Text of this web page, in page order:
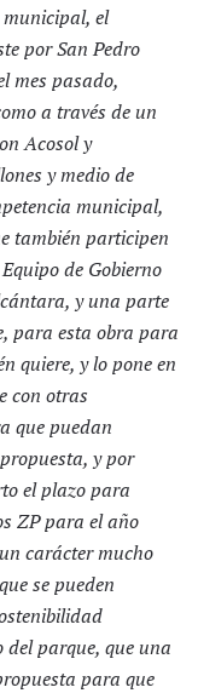
municipal, el
por San Pedro
mes pasado,
a través de un
Acosol y
y medio de
municipal,
también participen
de Gobierno
y una parte
para esta obra para
quiere, y lo pone en
con otras
que puedan
y por
el plazo para
ZP para el año
carácter mucho
se pueden
del parque, que una
para que